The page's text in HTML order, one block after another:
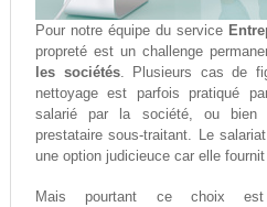
Pour notre équipe du service
propreté est un challenge
les sociétés. Plusieurs cas de
nettoyage est parfois pratiqué
salarié par la société, ou bien
prestataire sous-traitant. Le
une option judicieuce car elle
Mais pourtant ce choix